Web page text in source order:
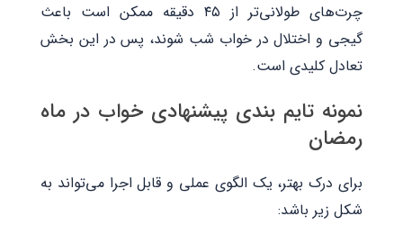
چرت‌های طولانی‌تر از ۴۵ دقیقه ممکن است باعث
گیجی و اختلال در خواب شب شوند، پس در این بخش
تعادل کلیدی است.
نمونه تایم‌ بندی پیشنهادی خواب در ماه
رمضان
برای درک بهتر، یک الگوی عملی و قابل اجرا می‌تواند به
شکل زیر باشد: